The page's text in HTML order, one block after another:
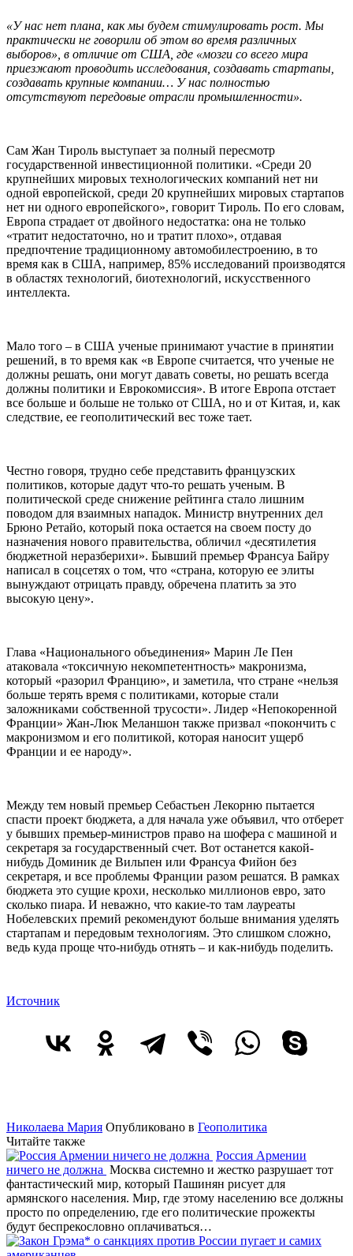
«У нас нет плана, как мы будем стимулировать рост. Мы
практически не говорили об этом во время различных
выборов», в отличие от США, где «мозги со всего мира
приезжают проводить исследования, создавать стартапы,
создавать крупные компании… У нас полностью
отсутствуют передовые отрасли промышленности».
Сам Жан Тироль выступает за полный пересмотр
государственной инвестиционной политики. «Среди 20
крупнейших мировых технологических компаний нет ни
одной европейской, среди 20 крупнейших мировых стартапов
нет ни одного европейского», говорит Тироль. По его словам,
Европа страдает от двойного недостатка: она не только
«тратит недостаточно, но и тратит плохо», отдавая
предпочтение традиционному автомобилестроению, в то
время как в США, например, 85% исследований производятся
в областях технологий, биотехнологий, искусственного
интеллекта.
Мало того – в США ученые принимают участие в принятии
решений, в то время как «в Европе считается, что ученые не
должны решать, они могут давать советы, но решать всегда
должны политики и Еврокомиссия». В итоге Европа отстает
все больше и больше не только от США, но и от Китая, и, как
следствие, ее геополитический вес тоже тает.
Честно говоря, трудно себе представить французских
политиков, которые дадут что-то решать ученым. В
политической среде снижение рейтинга стало лишним
поводом для взаимных нападок. Министр внутренних дел
Брюно Ретайо, который пока остается на своем посту до
назначения нового правительства, обличил «десятилетия
бюджетной неразберихи». Бывший премьер Франсуа Байру
написал в соцсетях о том, что «страна, которую ее элиты
вынуждают отрицать правду, обречена платить за это
высокую цену».
Глава «Национального объединения» Марин Ле Пен
атаковала «токсичную некомпетентность» макронизма,
который «разорил Францию», и заметила, что стране «нельзя
больше терять время с политиками, которые стали
заложниками собственной трусости». Лидер «Непокоренной
Франции» Жан-Люк Меланшон также призвал «покончить с
макронизмом и его политикой, которая наносит ущерб
Франции и ее народу».
Между тем новый премьер Себастьен Лекорню пытается
спасти проект бюджета, а для начала уже объявил, что отберет
у бывших премьер-министров право на шофера с машиной и
секретаря за государственный счет. Вот останется какой-
нибудь Доминик де Вильпен или Франсуа Фийон без
секретаря, и все проблемы Франции разом решатся. В рамках
бюджета это сущие крохи, несколько миллионов евро, зато
сколько пиара. И неважно, что какие-то там лауреаты
Нобелевских премий рекомендуют больше внимания уделять
стартапам и передовым технологиям. Это слишком сложно,
ведь куда проще что-нибудь отнять – и как-нибудь поделить.
Источник
Николаева Мария Опубликовано в Геополитика
Читайте также
Россия Армении
ничего не должна Москва системно и жестко разрушает тот
фантастический мир, который Пашинян рисует для
армянского населения. Мир, где этому населению все должны
просто по определению, где его политические прожекты
будут беспрекословно оплачиваться…